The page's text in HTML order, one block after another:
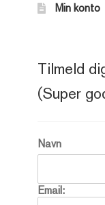
Min konto
Tilmeld
(Super
Navn
Email: